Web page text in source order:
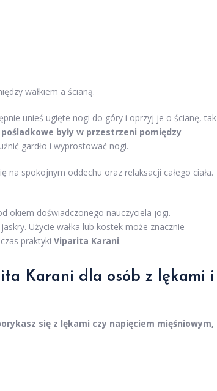
wałkiem a ścianą.
unieś ugięte nogi do góry i oprzyj je o ścianę, tak
były w przestrzeni pomiędzy
gardło i wyprostować nogi.
na spokojnym oddechu oraz relaksacji całego ciała.
okiem doświadczonego nauczyciela jogi.
Użycie wałka lub kostek może znacznie
praktyki Viparita Karani.
Karani dla osób z lękami i
się z lękami czy napięciem mięśniowym,